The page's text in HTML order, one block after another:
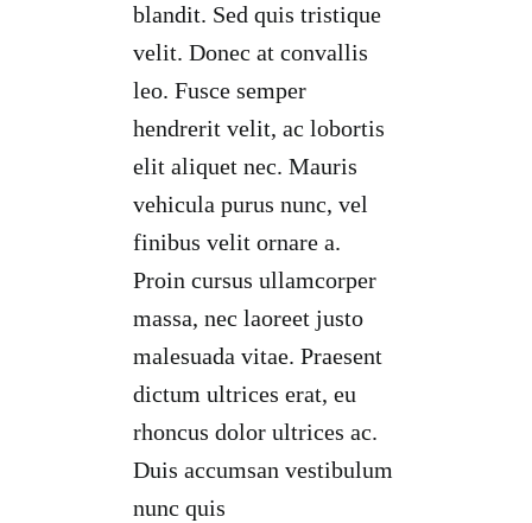
blandit. Sed quis tristique
velit. Donec at convallis
leo. Fusce semper
hendrerit velit, ac lobortis
elit aliquet nec. Mauris
vehicula purus nunc, vel
finibus velit ornare a.
Proin cursus ullamcorper
massa, nec laoreet justo
malesuada vitae. Praesent
dictum ultrices erat, eu
rhoncus dolor ultrices ac.
Duis accumsan vestibulum
nunc quis